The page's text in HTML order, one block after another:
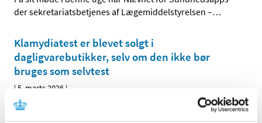
der sekretariatsbetjenes af Lægemiddelstyrelsen –…
Klamydiatest er blevet solgt i
dagligvarebutikker, selv om den ikke bør
bruges som selvtest
| 5. marts 2026 |
Health Nordic Klamydiatest til kvinder bør kun anvendes
af læger og andre autoriserede sundhedspersoner.…